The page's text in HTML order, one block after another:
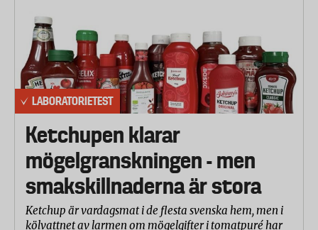
LABORATORIETEST
Ketchupen klarar
mögelgranskningen - men
smakskillnaderna är stora
Ketchup är vardagsmat i de flesta svenska hem, men i
kölvattnet av larmen om mögelgifter i tomatpuré har